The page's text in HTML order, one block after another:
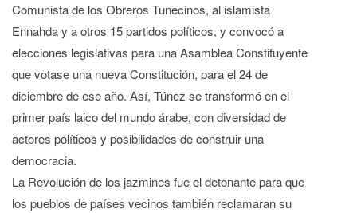
Comunista de los Obreros Tunecinos, al islamista
Ennahda y a otros 15 partidos políticos, y convocó a
elecciones legislativas para una Asamblea Constituyente
que votase una nueva Constitución, para el 24 de
diciembre de ese año. Así, Túnez se transformó en el
primer país laico del mundo árabe, con diversidad de
actores políticos y posibilidades de construir una
democracia.
La Revolución de los jazmines fue el detonante para que
los pueblos de países vecinos también reclamaran su